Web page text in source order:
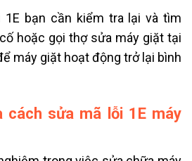
1E bạn cần kiểm tra lại và tìm
hoặc gọi thợ sửa máy giặt tại
máy giặt hoạt động trở lại bình
cách sửa mã lỗi 1E máy